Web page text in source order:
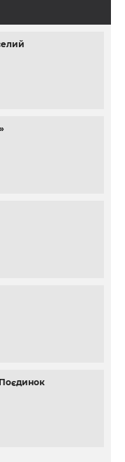
Поєдинок